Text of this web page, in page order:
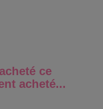
ce
acheté...